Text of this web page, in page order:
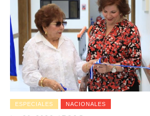
ESPECIALES NACIONALES